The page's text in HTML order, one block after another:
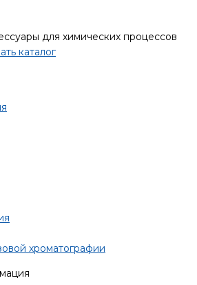
для химических процессов
каталог
хроматографии